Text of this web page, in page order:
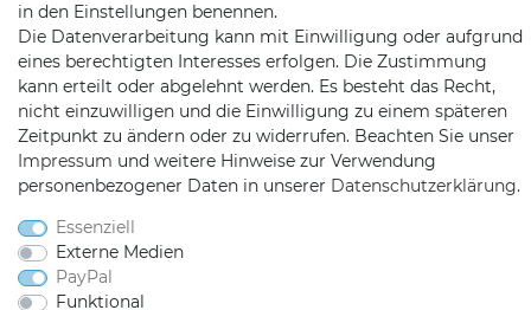
Satshopping auf Facebook
Satshopping auf
Satshopping auf
2026 Satshopping| copyright & design by mediaria®
*Alle Preise inkl. MwSt., zzgl. Versandkosten
in den Einstellungen benennen.
Die Datenverarbeitung kann mit Einwilligung oder aufgrund
eines berechtigten Interesses erfolgen. Die Zustimmung
kann erteilt oder abgelehnt werden. Es besteht das Recht,
nicht einzuwilligen und die Einwilligung zu einem späteren
Zeitpunkt zu ändern oder zu widerrufen. Beachten Sie unser
Impressum und weitere Hinweise zur Verwendung
personenbezogener Daten in unserer Daten­schutz­erklärung.
Essenziell
Externe Medien
PayPal
Funktional